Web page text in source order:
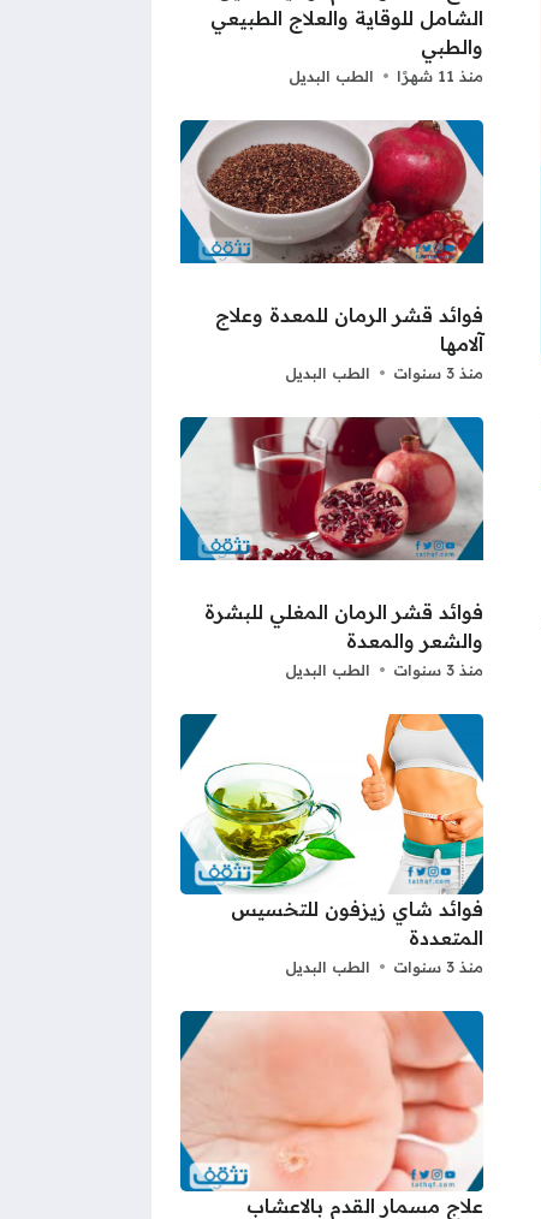
الشامل للوقاية والعلاج الطبيعي
والطبي
منذ 11 شهرًا الطب البديل
فوائد قشر الرمان للمعدة وعلاج
آلامها
منذ 3 سنوات الطب البديل
فوائد قشر الرمان المغلي للبشرة
والشعر والمعدة
منذ 3 سنوات الطب البديل
فوائد شاي زيزفون للتخسيس
المتعددة
منذ 3 سنوات الطب البديل
علاج مسمار القدم بالاعشاب